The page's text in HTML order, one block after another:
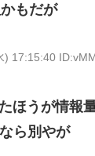
もだが
) 17:15:40
ほうが情報
ら別やが